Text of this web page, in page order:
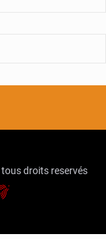
tous droits reservés